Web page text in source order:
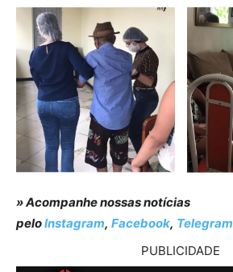
» Acompanhe nossas notícias
peloInstagram, Facebook, Telegram
PUBLICIDADE